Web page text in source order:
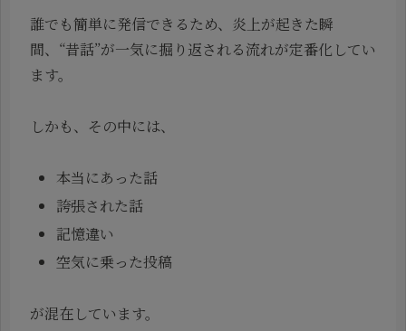
誰でも簡単に発信できるため、炎上が起きた瞬
間、“昔話”が一気に掘り返される流れが定番化してい
ます。
しかも、その中には、
本当にあった話
誇張された話
記憶違い
空気に乗った投稿
が混在しています。